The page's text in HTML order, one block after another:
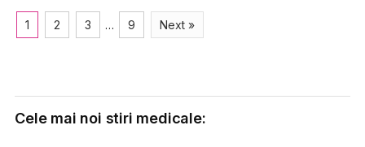
1 2 3 … 9 Next »
Cele mai noi stiri medicale: